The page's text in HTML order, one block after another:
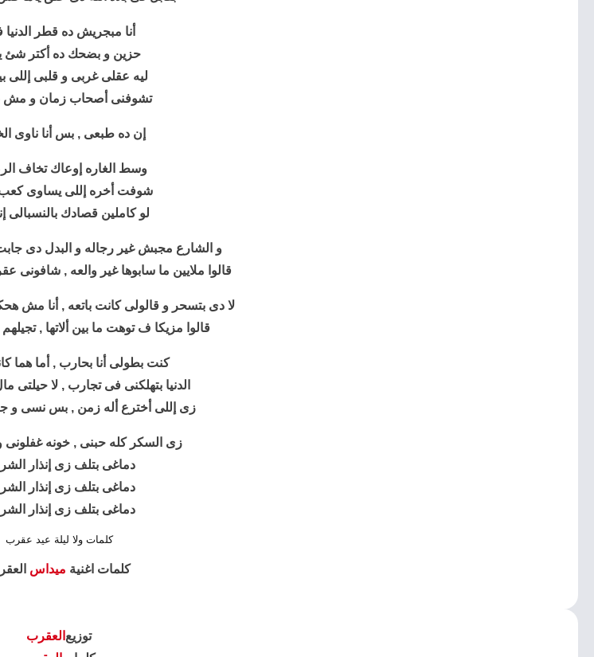
أنا مبجريش ده قطر الدنيا
حزين و بضحك ده أكتر شئ
ليه عقلى غربى و قلبى إللى
تشوفنى أصحاب زمان و مش
إن ده طبعى , بس أنا ناوى
وسط الغاره إوعاك تخاف
شوفت أخره إللى يساوى
لو كاملين قصادك بالنسبالى
و الشارع مجبش غير رجاله و البدل دى
قالوا ملايين ما سابوها غير والعه , شافونى عقرب
لا دى بتسحر و قالولى كانت باتعه , أنا مش
قالوا مزيكا ف توهت ما بين ألاتها , تجيلهم
كنت بطولى أنا بحارب , أما هما
الدنيا بتهلكنى فى تجارب , لا حيلتى
زى إللى أخترع أله زمن , بس نسى و
زى السكر كله حبنى , خونه غفلونى و
دماغى بتلف زى إنذار
دماغى بتلف زى إنذار
دماغى بتلف زى إنذار
كلمات ولا ليلة عيد عقرب
كلمات اغنية ميداس
توزيع العقرب